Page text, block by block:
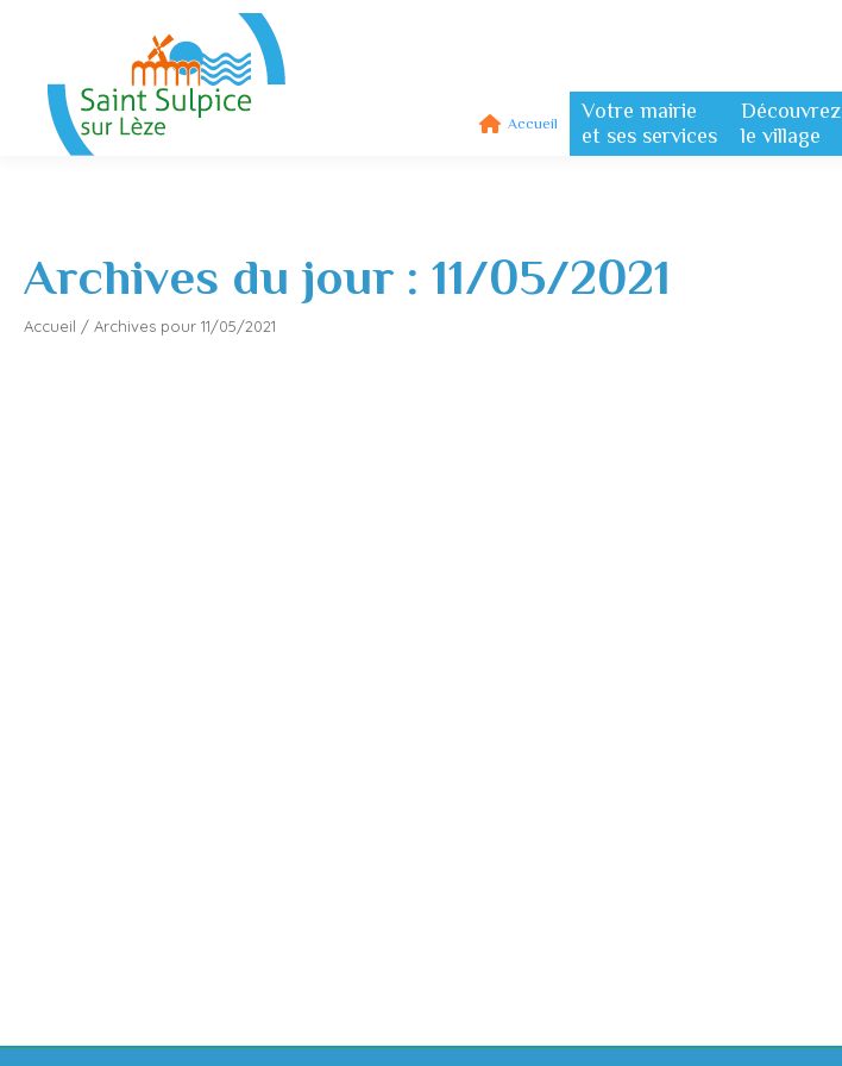
Accueil
Votre mairie
et ses services
Découvrez
le village
Archives du jour : 11/05/2021
Accueil / Archives pour 11/05/2021